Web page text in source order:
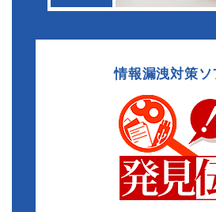
「発見伝シリーズ」各製品の保守
改定させて頂きます。
Metoreeに、「おくとパス
Metoree掲載サイトへ
情報漏洩対策ソ